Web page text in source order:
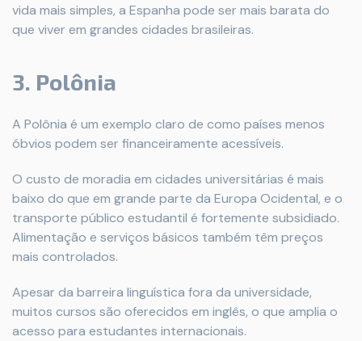
vida mais simples, a Espanha pode ser mais barata do
que viver em grandes cidades brasileiras.
3. Polônia
A Polônia é um exemplo claro de como países menos
óbvios podem ser financeiramente acessíveis.
O custo de moradia em cidades universitárias é mais
baixo do que em grande parte da Europa Ocidental, e o
transporte público estudantil é fortemente subsidiado.
Alimentação e serviços básicos também têm preços
mais controlados.
Apesar da barreira linguística fora da universidade,
muitos cursos são oferecidos em inglês, o que amplia o
acesso para estudantes internacionais.